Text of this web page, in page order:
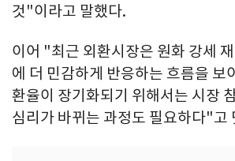
것"이라고 말했다.
이어 "최근 외환시장은 원화 강세
에 더 민감하게 반응하는 흐름을
환율이 장기화되기 위해서는 시장
심리가 바뀌는 과정도 필요하다"고